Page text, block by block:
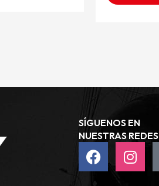
SÍGUENOS EN
NUESTRAS REDES